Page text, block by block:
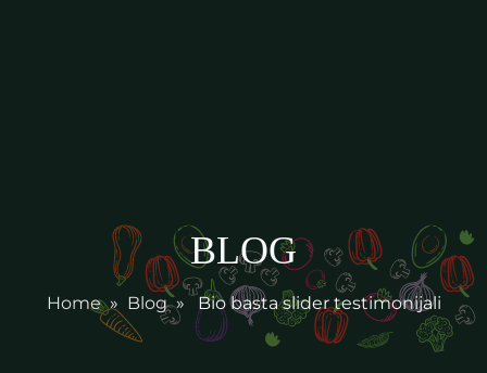
BLOG
Home» Blog» Bio basta slider testimonijali